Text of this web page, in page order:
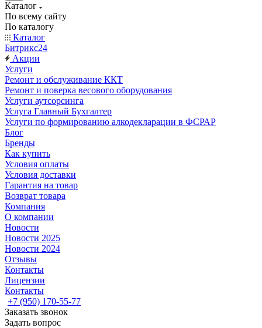
Каталог
По всему сайту
По каталогу
Каталог
Битрикс24
Акции
Услуги
Ремонт и обслуживание ККТ
Ремонт и поверка весового оборудования
Услуги аутсорсинга
Услуга Главный Бухгалтер
Услуги по формированию алкодекларации в ФСРАР
Блог
Бренды
Как купить
Условия оплаты
Условия доставки
Гарантия на товар
Возврат товара
Компания
О компании
Новости
Новости 2025
Новости 2024
Отзывы
Контакты
Лицензии
Контакты
+7 (950) 170-55-77
Заказать звонок
Задать вопрос